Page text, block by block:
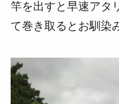
竿を出すと早速アタ
て巻き取るとお馴染